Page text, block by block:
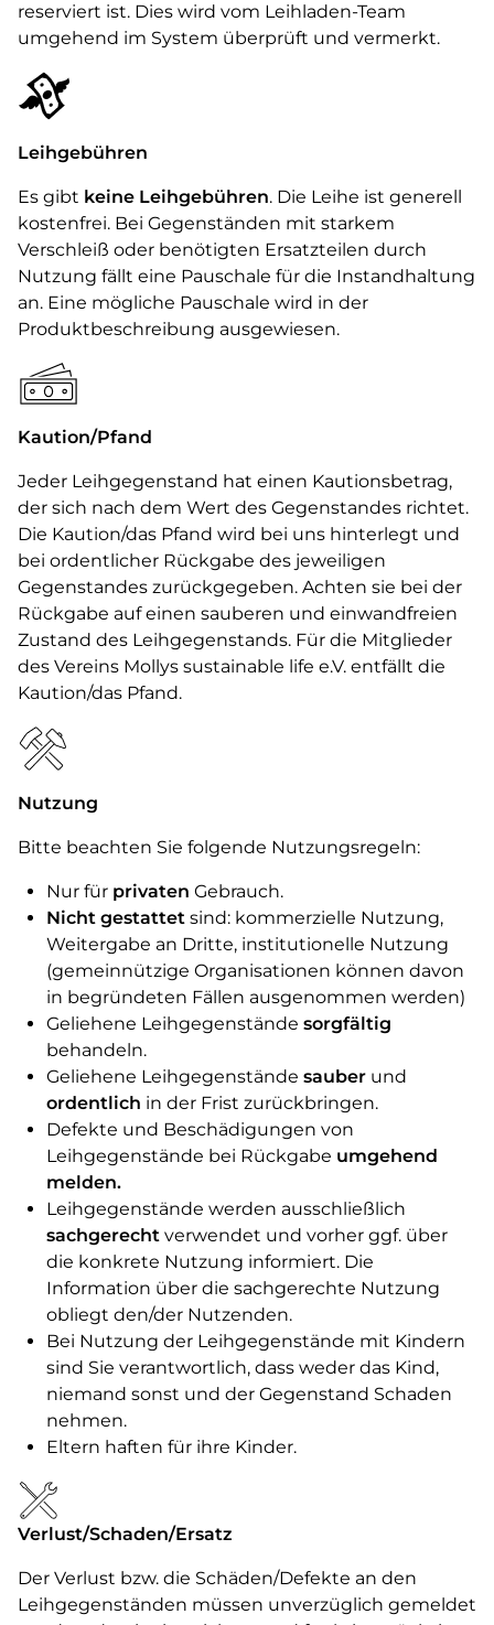
reserviert ist. Dies wird vom Leihladen-Team
umgehend im System überprüft und vermerkt.
Leihgebühren
Es gibt keine Leihgebühren. Die Leihe ist generell
kostenfrei. Bei Gegenständen mit starkem
Verschleiß oder benötigten Ersatzteilen durch
Nutzung fällt eine Pauschale für die Instandhaltung
an. Eine mögliche Pauschale wird in der
Produktbeschreibung ausgewiesen.
Kaution/Pfand
Jeder Leihgegenstand hat einen Kautionsbetrag,
der sich nach dem Wert des Gegenstandes richtet.
Die Kaution/das Pfand wird bei uns hinterlegt und
bei ordentlicher Rückgabe des jeweiligen
Gegenstandes zurückgegeben. Achten sie bei der
Rückgabe auf einen sauberen und einwandfreien
Zustand des Leihgegenstands. Für die Mitglieder
des Vereins Mollys sustainable life e.V. entfällt die
Kaution/das Pfand.
Nutzung
Bitte beachten Sie folgende Nutzungsregeln:
Nur für privaten Gebrauch.
Nicht gestattet sind: kommerzielle Nutzung,
Weitergabe an Dritte, institutionelle Nutzung
(gemeinnützige Organisationen können davon
in begründeten Fällen ausgenommen werden)
Geliehene Leihgegenstände sorgfältig
behandeln.
Geliehene Leihgegenstände sauber und
ordentlich in der Frist zurückbringen.
Defekte und Beschädigungen von
Leihgegenstände bei Rückgabe umgehend
melden.
Leihgegenstände werden ausschließlich
sachgerecht verwendet und vorher ggf. über
die konkrete Nutzung informiert. Die
Information über die sachgerechte Nutzung
obliegt den/der Nutzenden.
Bei Nutzung der Leihgegenstände mit Kindern
sind Sie verantwortlich, dass weder das Kind,
niemand sonst und der Gegenstand Schaden
nehmen.
Eltern haften für ihre Kinder.
Verlust/Schaden/Ersatz
Der Verlust bzw. die Schäden/Defekte an den
Leihgegenständen müssen unverzüglich gemeldet